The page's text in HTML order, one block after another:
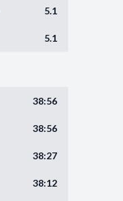
5.1
5.1
38:56
38:56
38:27
38:12